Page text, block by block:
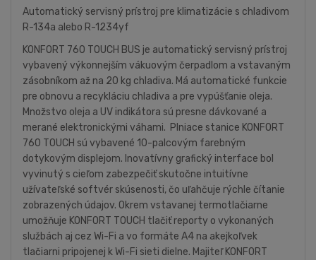
Automatický servisný prístroj pre klimatizácie s chladivom
R-134a alebo R-1234yf
KONFORT 760 TOUCH BUS je automatický servisný prístroj
vybavený výkonnejším vákuovým čerpadlom a vstavaným
zásobníkom až na 20 kg chladiva. Má automatické funkcie
pre obnovu a recykláciu chladiva a pre vypúšťanie oleja.
Množstvo oleja a UV indikátora sú presne dávkované a
merané elektronickými váhami. Plniace stanice KONFORT
760 TOUCH sú vybavené 10-palcovým farebným
dotykovým displejom. Inovatívny grafický interface bol
vyvinutý s cieľom zabezpečiť skutočne intuitívne
užívateľské softvér skúsenosti, čo uľahčuje rýchle čítanie
zobrazených údajov. Okrem vstavanej termotlačiarne
umožňuje KONFORT TOUCH tlačiť reporty o vykonaných
službách aj cez Wi-Fi a vo formáte A4 na akejkoľvek
tlačiarni pripojenej k Wi-Fi sieti dielne. Majiteľ KONFORT